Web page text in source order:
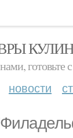
нами,
новости